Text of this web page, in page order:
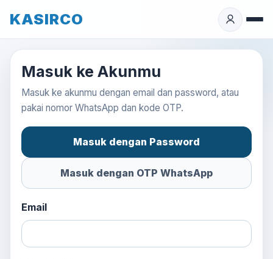
KASIRCO
Masuk ke Akunmu
Masuk ke akunmu dengan email dan password, atau
pakai nomor WhatsApp dan kode OTP.
Masuk dengan Password
Masuk dengan OTP WhatsApp
Email